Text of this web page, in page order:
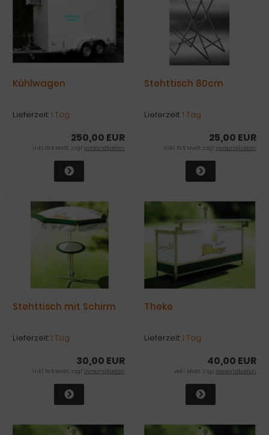
Kühlwagen
Lieferzeit: 1 Tag
250,00 EUR
inkl. 19 % MwSt. zzgl.Versandkosten
Stehttisch 80cm
Lieferzeit: 1 Tag
25,00 EUR
inkl. 19 % MwSt. zzgl.Versandkosten
Stehttisch mit Schirm
Lieferzeit: 1 Tag
30,00 EUR
inkl. 19 % MwSt. zzgl.Versandkosten
Theke
Lieferzeit: 1 Tag
40,00 EUR
exkl. MwSt. zzgl.Versandkosten